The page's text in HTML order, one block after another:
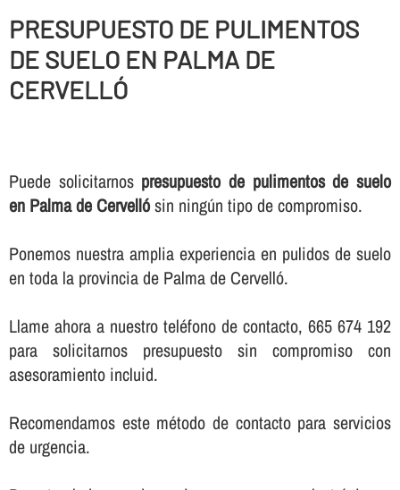
PRESUPUESTO DE PULIMENTOS
DE SUELO EN PALMA DE
CERVELLÓ
Puede solicitarnos presupuesto de pulimentos de suelo
en Palma de Cervellósin ningún tipo de compromiso.
Ponemos nuestra amplia experiencia en pulidos de suelo
en toda la provincia de Palma de Cervelló.
Llame ahora a nuestro teléfono de contacto, 665 674 192
para solicitarnos presupuesto sin compromiso con
asesoramiento incluid.
Recomendamos este método de contacto para servicios
de urgencia.